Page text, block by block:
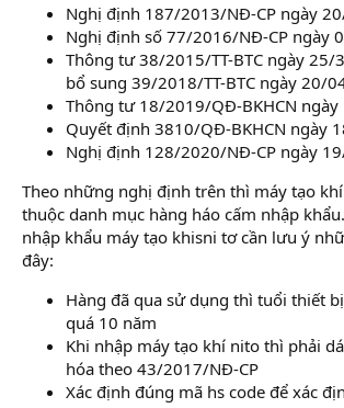
Nghị định 187/2013/NĐ-CP ngày
Nghị định số 77/2016/NĐ-CP ngày
Thông tư 38/2015/TT-BTC ngày 25/
bổ sung 39/2018/TT-BTC ngày 20/
Thông tư 18/2019/QĐ-BKHCN
Quyết định 3810/QĐ-BKHCN ngày
Nghị định 128/2020/NĐ-CP ngày
Theo những nghị định trên thì máy tạo
thuộc danh mục hàng háo cấm nhập
nhập khẩu máy tạo khisni tơ cần lưu ý
đây:
Hàng đã qua sử dụng thì tuổi thiết
quá 10 năm
Khi nhập máy tạo khí nito thì phải
hóa theo 43/2017/NĐ-CP
Xác định đúng mã hs code để xác